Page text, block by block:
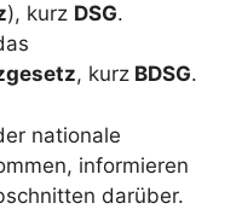
), kurz DSG.
, kurz BDSG.
nationale
informieren
darüber.